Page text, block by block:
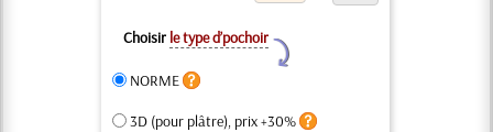
Choisir le type d’pochoir
Y
NORME
3D (pour plâtre), prix +30%